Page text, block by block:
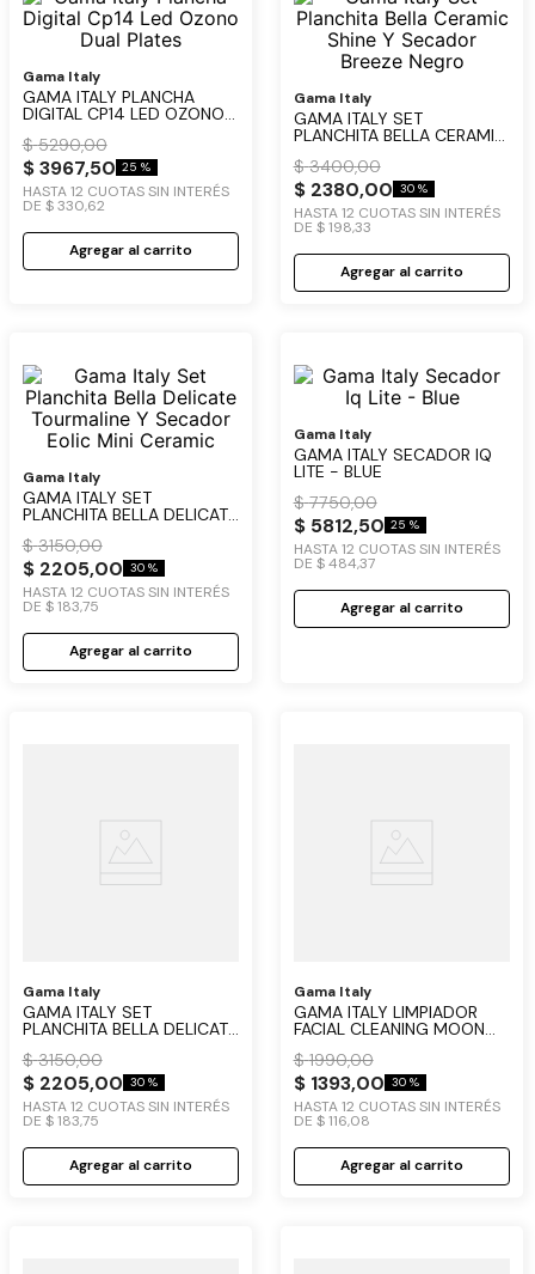
Gama Italy
GAMA ITALY PLANCHA
DIGITAL CP14 LED OZONO
$ 5290,00
$ 3967,50 25 %
HASTA12 CUOTAS SIN INTERÉS
DE $ 330,62
Agregar al carrito
Gama Italy
GAMA ITALY SET
PLANCHITA BELLA CERAMIC
NEGRO
$ 3400,00
$ 2380,00 30 %
HASTA12 CUOTAS SIN INTERÉS
DE $ 198,33
Agregar al carrito
Gama Italy
GAMA ITALY SET
PLANCHITA BELLA DELICATE
EOLIC MINI CERAMIC
$ 3150,00
$ 2205,00 30 %
HASTA12 CUOTAS SIN INTERÉS
DE $ 183,75
Agregar al carrito
Gama Italy
GAMA ITALY SECADOR IQ
LITE - BLUE
$ 7750,00
$ 5812,50 25 %
HASTA12 CUOTAS SIN INTERÉS
DE $ 484,37
Agregar al carrito
Gama Italy
GAMA ITALY SET
PLANCHITA BELLA DELICATE
BREEZE NEGRO
$ 3150,00
$ 2205,00 30 %
HASTA12 CUOTAS SIN INTERÉS
DE $ 183,75
Agregar al carrito
Gama Italy
GAMA ITALY LIMPIADOR
FACIAL CLEANING MOON
$ 1990,00
$ 1393,00 30 %
HASTA12 CUOTAS SIN INTERÉS
DE $ 116,08
Agregar al carrito